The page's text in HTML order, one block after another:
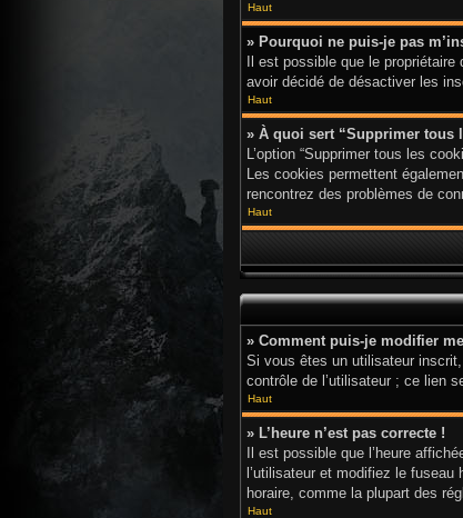
Haut
» Pourquoi ne puis-je pas
Il est possible que le
avoir décidé de désactiver les
Haut
» À quoi sert “Supprimer tous
L’option “Supprimer tous les
Les cookies permettent
rencontrez des problèmes de
Haut
» Comment puis-je modifier
Si vous êtes un utilisateur
contrôle de l’utilisateur ; ce lien
Haut
» L’heure n’est pas correcte !
Il est possible que l’heure
l’utilisateur et modifiez le
horaire, comme la plupart des
Haut